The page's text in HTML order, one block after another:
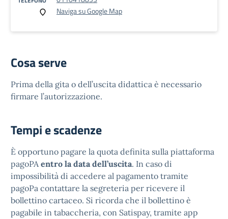
Naviga su Google Map
Cosa serve
Prima della gita o dell’uscita didattica è necessario
firmare l’autorizzazione.
Tempi e scadenze
È opportuno pagare la quota definita sulla piattaforma
pagoPAentro la data dell’uscita. In caso di
impossibilità di accedere al pagamento tramite
pagoPa contattare la segreteria per ricevere il
bollettino cartaceo. Si ricorda che il bollettino è
pagabile in tabaccheria, con Satispay, tramite app